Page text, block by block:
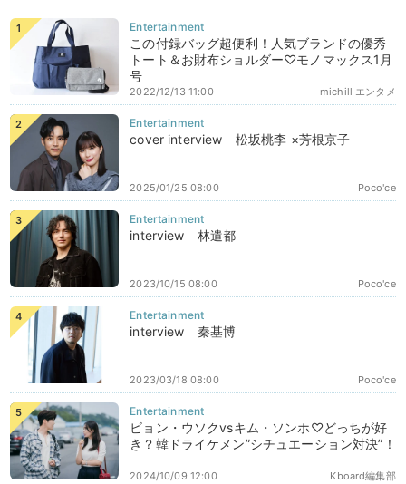
この付録バッグ超便利！人気ブランドの優秀
トート＆お財布ショルダー♡モノマックス1月
号
michill エンタメ
2022/12/13 11:00
cover interview 松坂桃李 ×芳根京子
Poco'ce
2025/01/25 08:00
interview 林遣都
Poco'ce
2023/10/15 08:00
interview 秦基博
Poco'ce
2023/03/18 08:00
ビョン・ウソクvsキム・ソンホ♡どっちが好
き？韓ドライケメン”シチュエーション対決”！
Kboard編集部
2024/10/09 12:00